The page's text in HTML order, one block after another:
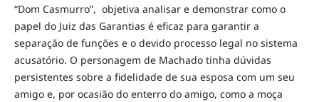
“Dom Casmurro”, objetiva analisar e demonstrar como o
papel do Juiz das Garantias é eficaz para garantir a
separação de funções e o devido processo legal no sistema
acusatório. O personagem de Machado tinha dúvidas
persistentes sobre a fidelidade de sua esposa com um seu
amigo e, por ocasião do enterro do amigo, como a moça